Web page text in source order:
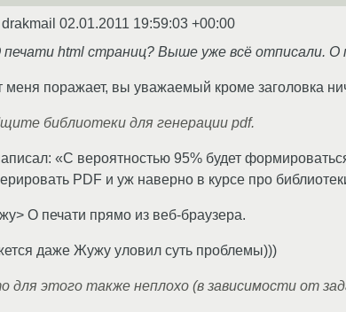
02.01.2011 19:59:03 +00:00
печати html страниц? Выше уже всё отписали. О
меня поражает, вы уважаемый кроме заголовка
библиотеки для генерации pdf.
«С вероятностью 95% будет
PDF и уж наверно в курсе про
О печати прямо из веб-браузера.
даже Жужу уловил суть проблемы)))
для этого также неплохо (в зависимости от